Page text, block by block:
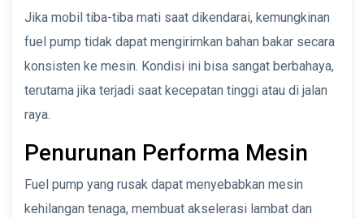
Jika mobil tiba-tiba mati saat dikendarai, kemungkinan
fuel pump tidak dapat mengirimkan bahan bakar secara
konsisten ke mesin. Kondisi ini bisa sangat berbahaya,
terutama jika terjadi saat kecepatan tinggi atau di jalan
raya.
Penurunan Performa Mesin
Fuel pump yang rusak dapat menyebabkan mesin
kehilangan tenaga, membuat akselerasi lambat dan